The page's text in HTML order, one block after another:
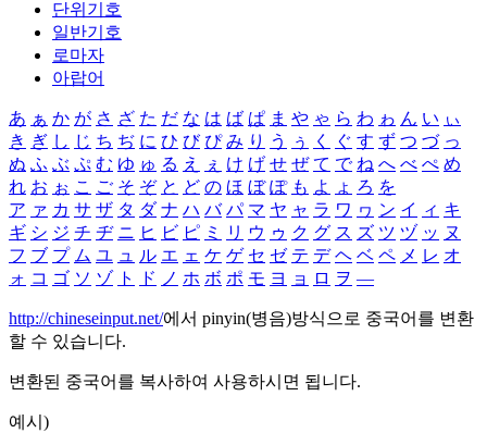
단위기호
일반기호
로마자
아랍어
あ ぁ か が さ ざ た だ な は ば ぱ ま や ゃ ら わ ゎ ん い ぃ
き ぎ し じ ち ぢ に ひ び ぴ み り う ぅ く ぐ す ず つ づ っ
ぬ ふ ぶ ぷ む ゆ ゅ る え ぇ け げ せ ぜ て で ね へ べ ぺ め
れ お ぉ こ ご そ ぞ と ど の ほ ぼ ぽ も よ ょ ろ を
ア ァ カ サ ザ タ ダ ナ ハ バ パ マ ヤ ャ ラ ワ ヮ ン イ ィ キ
ギ シ ジ チ ヂ ニ ヒ ビ ピ ミ リ ウ ゥ ク グ ス ズ ツ ヅ ッ ヌ
フ ブ プ ム ユ ュ ル エ ェ ケ ゲ セ ゼ テ デ ヘ ベ ペ メ レ オ
ォ コ ゴ ソ ゾ ト ド ノ ホ ボ ポ モ ヨ ョ ロ ヲ ―
http://chineseinput.net/에서 pinyin(병음)방식으로 중국어를 변환
할 수 있습니다.
변환된 중국어를 복사하여 사용하시면 됩니다.
예시)